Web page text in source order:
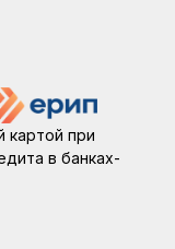
картой при
в банках-